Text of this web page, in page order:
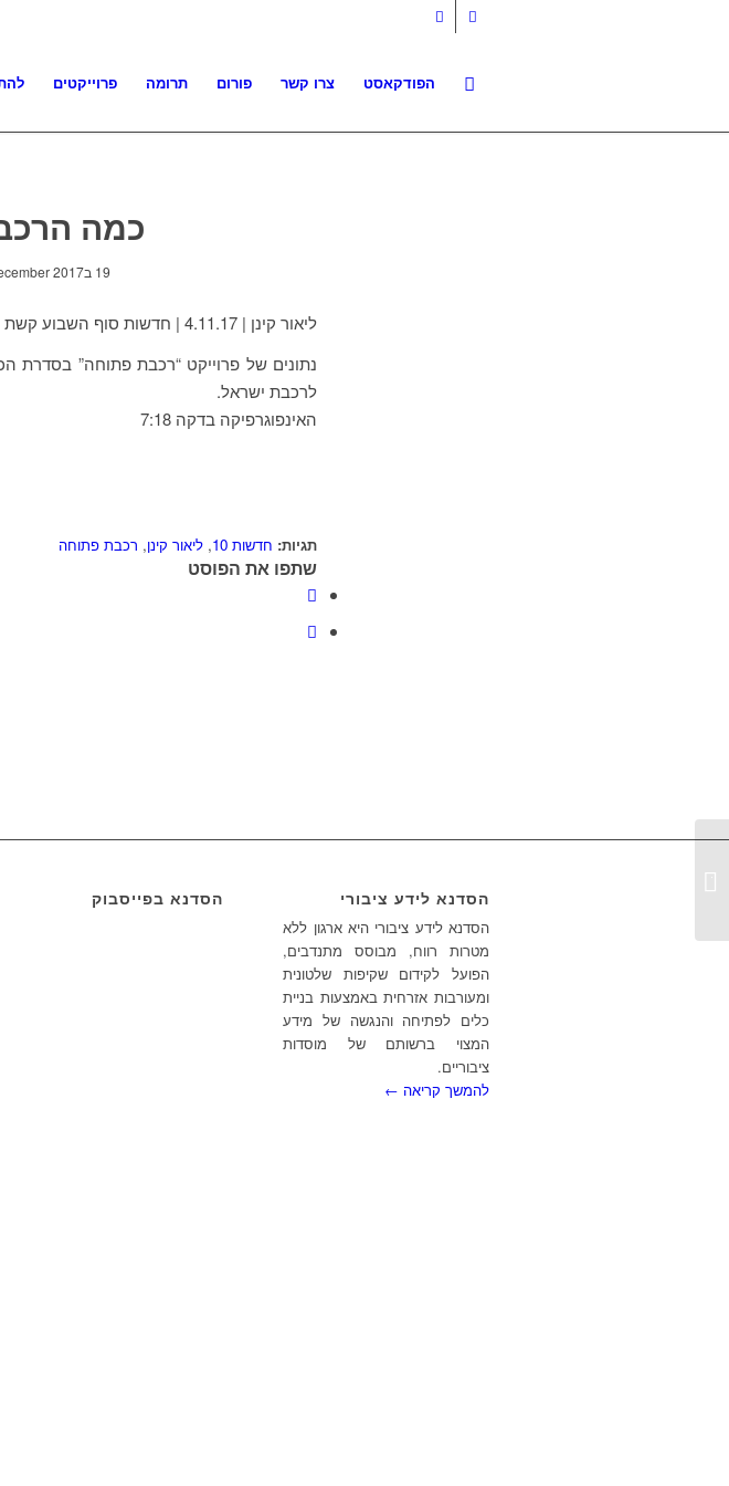
פרוייקטים תרומה פורום צרו קשר הפודקאסט
כמה
19 בDecember 2017
ליאור קינן | 4.11.17 | חדשות סוף השבוע קשת
לרכבת ישראל.
האינפוגרפיקה בדקה 7:18
תגיות: חדשות 10 , ליאור קינן, רכבת פתוחה
שתפו את הפוסט
הסדנא בפייסבוק הסדנא לידע ציבורי
הסדנא לידע ציבורי היא ארגון ללא
מטרות רווח, מבוסס מתנדבים,
הפועל לקידום שקיפות שלטונית
ומעורבות אזרחית באמצעות בניית
כלים לפתיחה והנגשה של מידע
המצוי ברשותם של מוסדות
ציבוריים.
להמשך קריאה ←
ד”ש מוושינגטון הבירה!